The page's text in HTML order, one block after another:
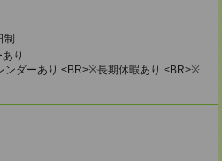
制
り
ダーあり <BR>※長期休暇あり <BR>※